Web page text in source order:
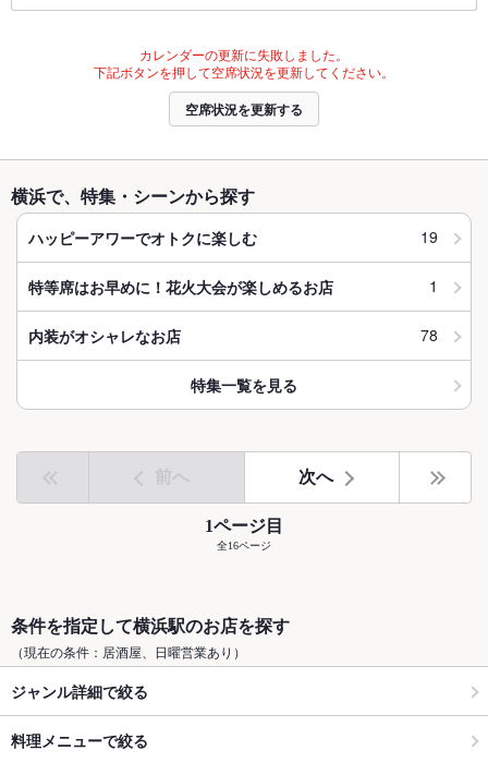
カレンダーの更新に失敗しました。
下記ボタンを押して空席状況を更新してください。
空席状況を更新する
横浜で、特集・シーンから探す
ハッピーアワーでオトクに楽しむ 19
特等席はお早めに！花火大会が楽しめるお店 1
内装がオシャレなお店 78
特集一覧を見る
前へ 次へ
1ページ目
全16ページ
条件を指定して横浜駅のお店を探す
（現在の条件：居酒屋、日曜営業あり）
ジャンル詳細で絞る
料理メニューで絞る